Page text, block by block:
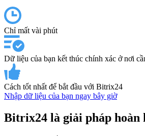
Chỉ mất vài phút
Dữ liệu của bạn kết thúc chính xác ở nơi
Cách tốt nhất để bắt đầu với Bitrix24
Nhập dữ liệu của bạn ngay bây giờ
Bitrix24 là giải pháp hoàn